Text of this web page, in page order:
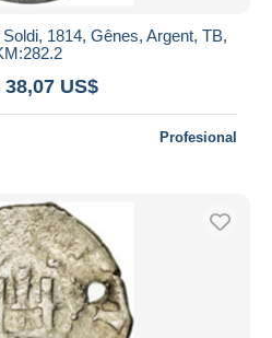
1814, Gênes, Argent, TB,
38,07 US$
Profesional